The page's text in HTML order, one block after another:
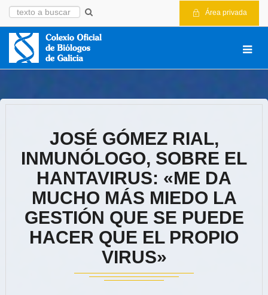
Área privada
JOSÉ GÓMEZ RIAL,
INMUNÓLOGO, SOBRE EL
HANTAVIRUS: «ME DA
MUCHO MÁS MIEDO LA
GESTIÓN QUE SE PUEDE
HACER QUE EL PROPIO
VIRUS»